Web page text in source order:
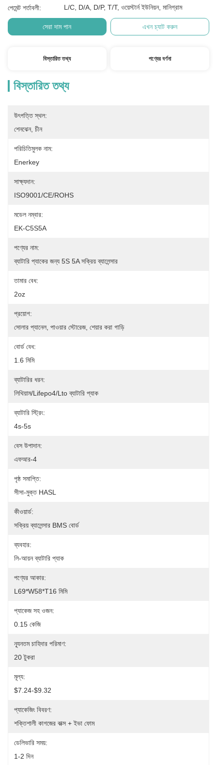
পেমেন্ট শর্তাবলী: L/C, D/A, D/P, T/T, ওয়েস্টার্ন ইউনিয়ন, মানিগ্রাম
সেরা দাম পান এখন চ্যাট করুন
বিস্তারিত তথ্য পণ্যের বর্ণনা
বিস্তারিত তথ্য
উৎপত্তি স্থল:
শেনঝেন, চীন
পরিচিতিমুলক নাম:
Enerkey
সাক্ষ্যদান:
ISO9001/CE/ROHS
মডেল নম্বার:
EK-C5S5A
পণ্যের নাম:
ব্যাটারি প্যাকের জন্য 5S 5A সক্রিয় ব্যালেন্সার
তামার বেধ:
2oz
প্রয়োগ:
সোলার প্যানেল, পাওয়ার স্টোরেজ, শেয়ার করা গাড়ি
বোর্ড বেধ:
1.6 মিমি
ব্যাটারির ধরন:
লিথিয়াম/Lifepo4/Lto ব্যাটারি প্যাক
ব্যাটারি স্ট্রিং:
4s-5s
বেস উপাদান:
এফআর-4
পৃষ্ঠ সমাপ্তি:
সীসা-মুক্ত HASL
কীওয়ার্ড:
সক্রিয় ব্যালেন্সার BMS বোর্ড
ব্যবহার:
লি-আয়ন ব্যাটারি প্যাক
পণ্যের আকার:
L69*W58*T16 মিমি
প্যাকেজ সহ ওজন:
0.15 কেজি
ন্যূনতম চাহিদার পরিমাণ:
20 টুকরা
মূল্য:
$7.24-$9.32
প্যাকেজিং বিবরণ:
শক্তিশালী কাগজের বাক্স + ইভা ফোম
ডেলিভারি সময়:
1-2 দিন